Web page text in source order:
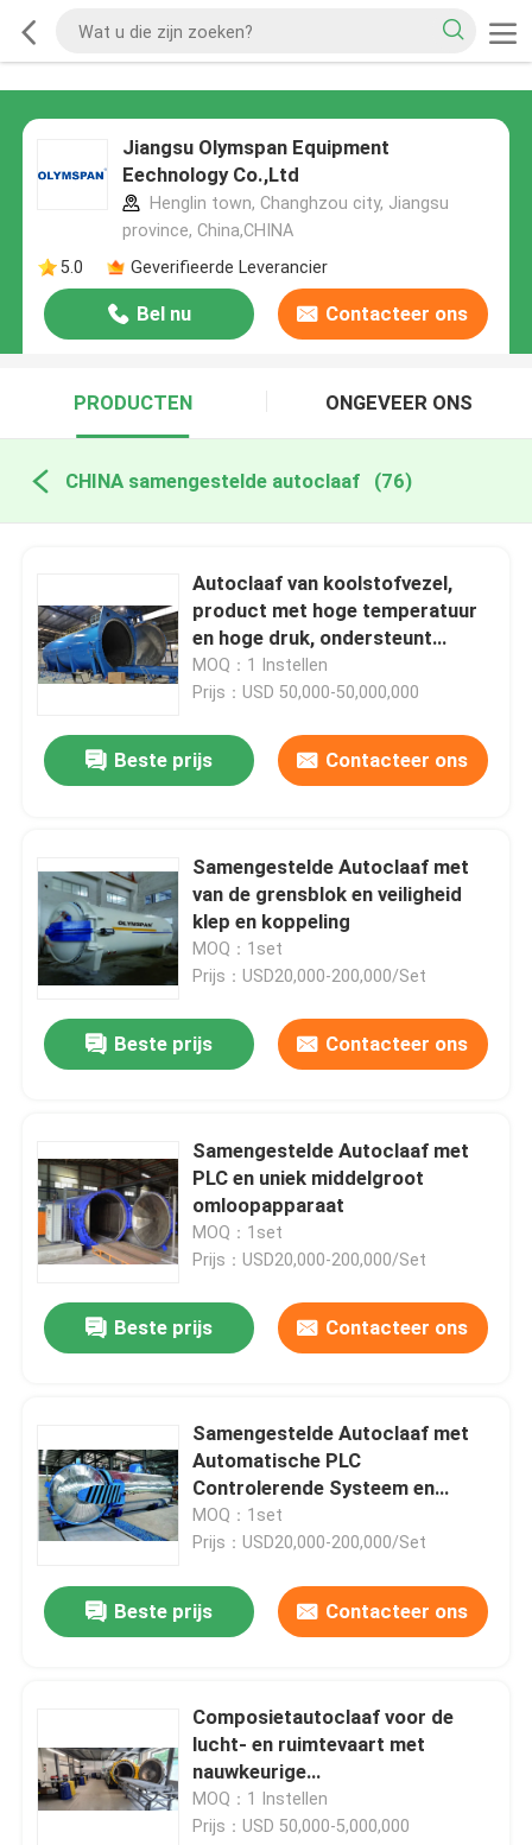
Jiangsu Olymspan Equipment
Eechnology Co.,Ltd
Henglin town, Changhzou city, Jiangsu
province, China,CHINA
5.0
Geverifieerde Leverancier
Bel nu Contacteer ons
PRODUCTEN ONGEVEER ONS
CHINA samengestelde autoclaaf (76)
Autoclaaf van koolstofvezel,
product met hoge temperatuur
en hoge druk, ondersteunt
personalisatie, compleet
systeem
MOQ：1 Instellen
Prijs：USD 50,000-50,000,000
Beste prijs Contacteer ons
Samengestelde Autoclaaf met
van de grensblok en veiligheid
klep en koppeling
MOQ：1set
Prijs：USD20,000-200,000/Set
Beste prijs Contacteer ons
Samengestelde Autoclaaf met
PLC en uniek middelgroot
omloopapparaat
MOQ：1set
Prijs：USD20,000-200,000/Set
Beste prijs Contacteer ons
Samengestelde Autoclaaf met
Automatische PLC
Controlerende Systeem en
Veiligheidskoppeling
MOQ：1set
Prijs：USD20,000-200,000/Set
Beste prijs Contacteer ons
Composietautoclaaf voor de
lucht- en ruimtevaart met
nauwkeurige
temperatuurregeling en
hogedrukvat voor consistente
MOQ：1 Instellen
Prijs：USD 50,000-5,000,000